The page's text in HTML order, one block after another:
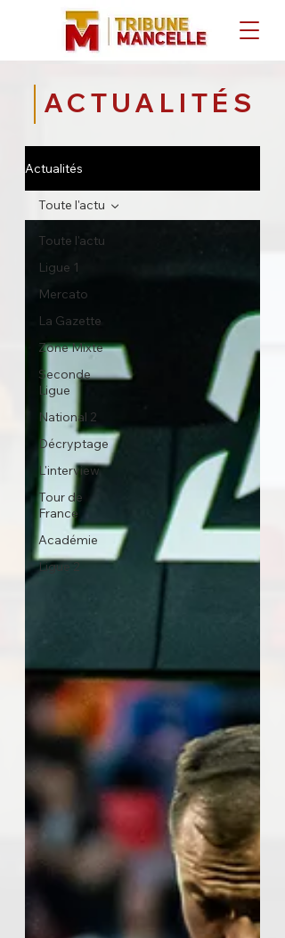
ACTUALITÉS
Actualités
Toute l'actu
Ligue 1
Mercato
La Gazette
Zone Mixte
Seconde
Ligue
National 2
Décryptage
L'interview
Tour de
France
Académie
Ligue 2
Toute l'actu